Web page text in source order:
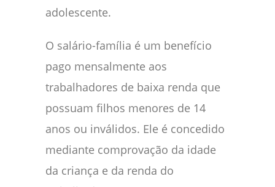
adolescente.
O salário-família é um benefício
pago mensalmente aos
trabalhadores de baixa renda que
possuam filhos menores de 14
anos ou inválidos. Ele é concedido
mediante comprovação da idade
da criança e da renda do